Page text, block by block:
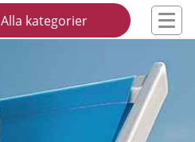
Alla kategorier